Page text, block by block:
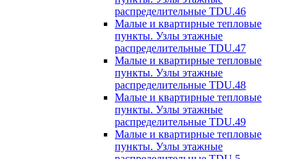
распределительные TDU.46
Малые и квартирные тепловые
пункты. Узлы этажные
распределительные TDU.47
Малые и квартирные тепловые
пункты. Узлы этажные
распределительные TDU.48
Малые и квартирные тепловые
пункты. Узлы этажные
распределительные TDU.49
Малые и квартирные тепловые
пункты. Узлы этажные